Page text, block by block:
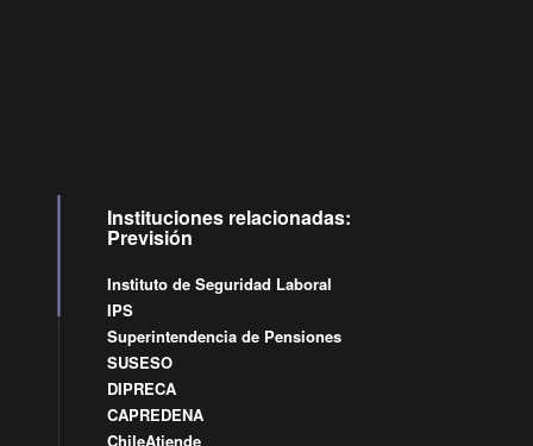
Instituciones relacionadas:
Previsión
Instituto de Seguridad Laboral
IPS
Superintendencia de Pensiones
SUSESO
DIPRECA
CAPREDENA
ChileAtiende